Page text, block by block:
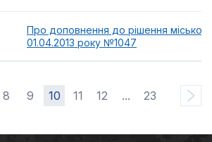
Про доповнення до рішення міської
01.04.2013 року №1047
8 9 10 11 12 ... 23